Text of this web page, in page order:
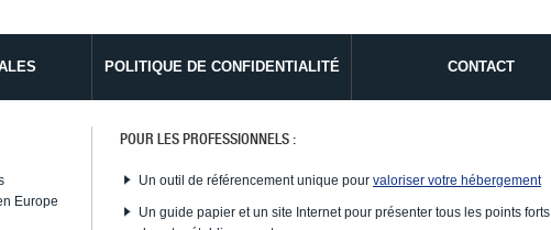
POLITIQUE DE CONFIDENTIALITÉ CONTACT
Europe
POUR LES PROFESSIONNELS :
Un outil de référencement unique pour valoriser votre hébergement
Un guide papier et un site Internet pour présenter tous les points forts